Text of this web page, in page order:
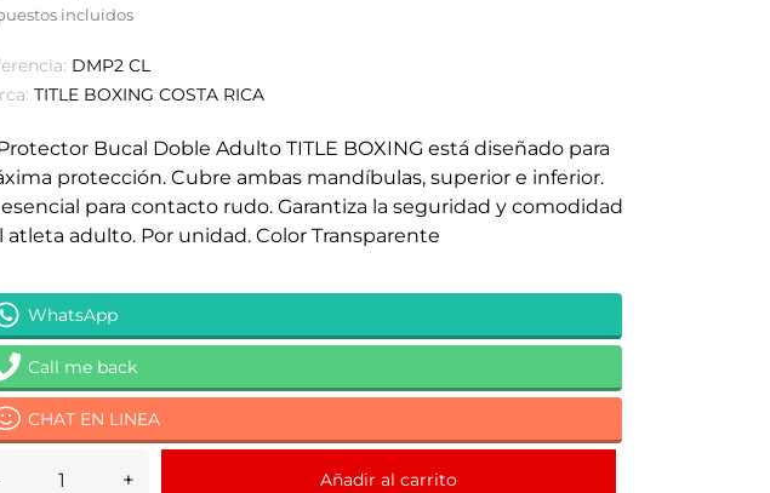
incluidos
DMP2 CL
TITLE BOXING COSTA RICA
Bucal Doble Adulto TITLE BOXING está diseñado para
protección. Cubre ambas mandíbulas, superior e inferior.
esencial para contacto rudo. Garantiza la seguridad y comodidad
atleta adulto. Por unidad. Color Transparente
WhatsApp
Call me back
CHAT EN LINEA
+ Añadir al carrito